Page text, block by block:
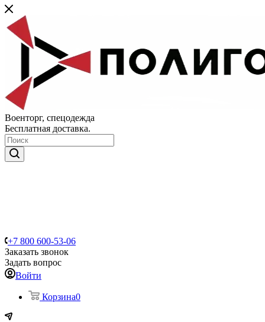
Военторг, спецодежда
Бесплатная доставка.
+7 800 600-53-06
Заказать звонок
Задать вопрос
Войти
Корзина0